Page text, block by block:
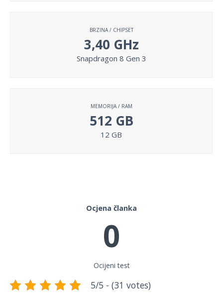
BRZINA / CHIPSET
3,40 GHz
Snapdragon 8 Gen 3
MEMORIJA / RAM
512 GB
12 GB
Ocjena članka
0
Ocijeni test
5/5 - (31 votes)